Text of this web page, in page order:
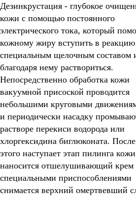
Дезинкрустация - глубокое
кожи с помощью постоянного
электрического тока, который
кожному жиру вступить в
специальным щелочным составом
благодаря нему раствориться.
Непосредственно обработка кожи
вакуумной присоской проводится
небольшими круговыми
и периодически насадку
растворе перекиси водорода или
хлоргексидина биглюконата. После
этого наступает этап пилинга
наносится отшелушивающий крем
специальными приспособлениями
снимается верхний омертвевший